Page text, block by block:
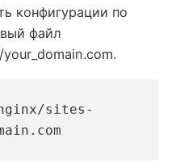
конфигурации по
файл
sites-